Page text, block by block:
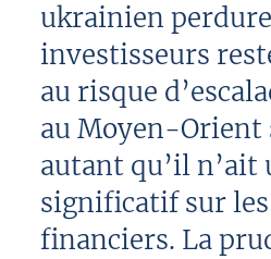
ukrainien
investisseurs
au risque
au Moyen-Orient
autant qu’il n’ait
significatif sur
financiers. La